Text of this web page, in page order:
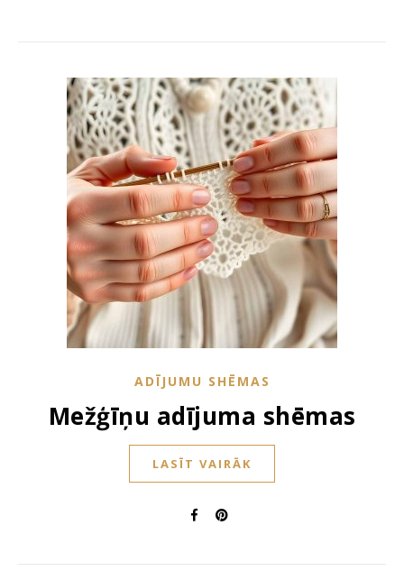
ADĪJUMU SHĒMAS
Mežģīņu adījuma shēmas
LASĪT VAIRĀK